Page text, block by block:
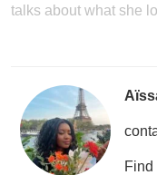
talks about what she
Find